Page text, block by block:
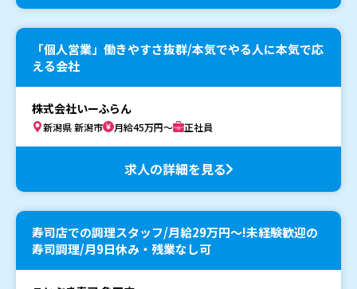
「個人営業」働きやすさ抜群/本気でやる人に本気で応
える会社
株式会社いーふらん
新潟県 新潟市 月給45万円～ 正社員
求人の詳細を見る
寿司店での調理スタッフ/月給29万円〜!未経験歓迎の
寿司調理/月9日休み・残業なし可